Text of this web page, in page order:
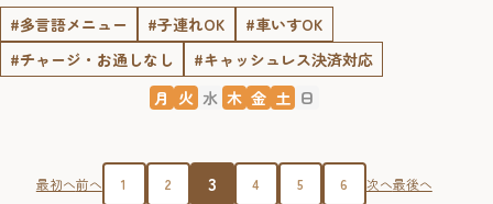
#多言語メニュー
#子連れOK
#車いすOK
#チャージ・お通しなし
#キャッシュレス決済対応
月 火 水 木 金 土 日
最初へ前へ 1 2 3 4 5 6 次へ最後へ